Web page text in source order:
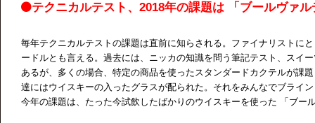
テクニカルテスト、2018年の課題は 「ブールヴァル
毎年テクニカルテストの課題は直前に知らされる。ファイナリストに
ードルとも言える。過去には、ニッカの知識を問う筆記テスト、スイ
あるが、多くの場合、特定の商品を使ったスタンダードカクテルが課
達にはウイスキーの入ったグラスが配られた。それをみんなでブライ
今年の課題は、たった今試飲したばかりのウイスキーを使った 「ブー